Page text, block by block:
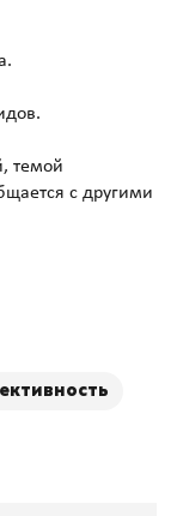
темой
с другими